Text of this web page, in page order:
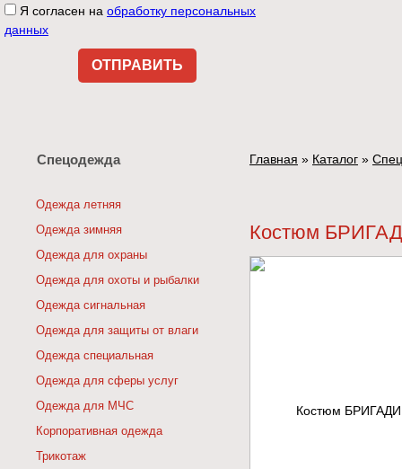
Я согласен на обработку персональных
данных
Спецодежда
Одежда летняя
Одежда зимняя
Одежда для охраны
Одежда для охоты и рыбалки
Одежда сигнальная
Одежда для защиты от влаги
Одежда специальная
Одежда для сферы услуг
Одежда для МЧС
Корпоративная одежда
Трикотаж
Главная » Каталог »
Костюм